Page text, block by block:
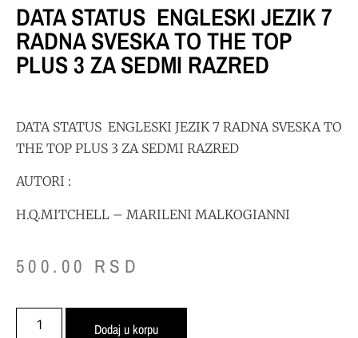
DATA STATUS ENGLESKI JEZIK 7
RADNA SVESKA TO THE TOP
PLUS 3 ZA SEDMI RAZRED
DATA STATUS ENGLESKI JEZIK 7 RADNA SVESKA TO
THE TOP PLUS 3 ZA SEDMI RAZRED
AUTORI :
H.Q.MITCHELL – MARILENI MALKOGIANNI
500.00 RSD
Dodaj u korpu